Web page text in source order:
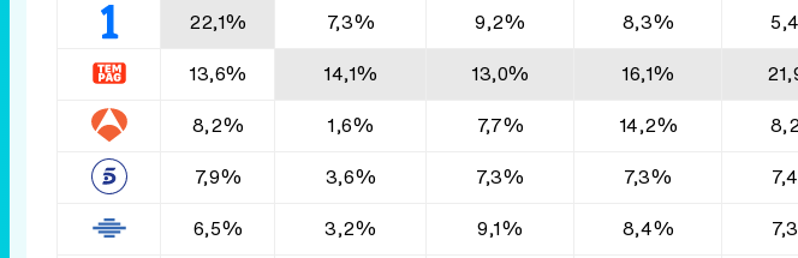
22,1%
7,3% 9,2% 8,3%
13,6%
14,1% 13,0% 16,1%
8,2%
1,6% 7,7% 14,2%
7,9%
3,6% 7,3% 7,3%
6,5%
3,2% 9,1% 8,4%